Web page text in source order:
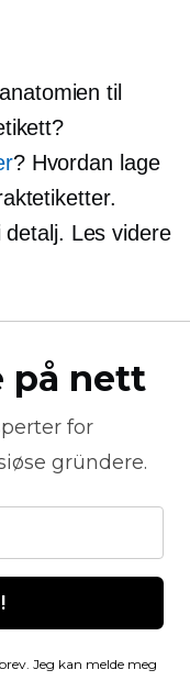
til
? Hvordan lage
Les videre
på nett
for
gründere.
Jeg kan melde meg